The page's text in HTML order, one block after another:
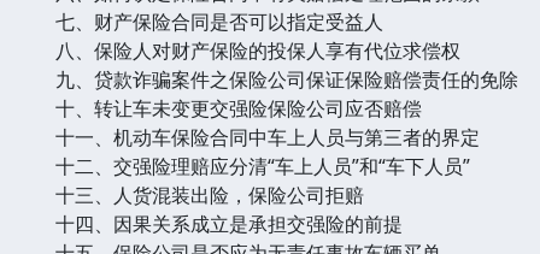
七、财产保险合同是否可以指定受益人
八、保险人对财产保险的投保人享有代位求偿权
九、贷款诈骗案件之保险公司保证保险赔偿责任的免除
十、转让车未变更交强险保险公司应否赔偿
十一、机动车保险合同中车上人员与第三者的界定
十二、交强险理赔应分清“车上人员”和“车下人员”
十三、人货混装出险，保险公司拒赔
十四、因果关系成立是承担交强险的前提